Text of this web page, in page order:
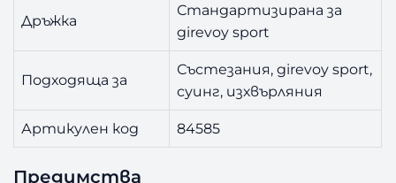
Дръжка
Стандартизирана за
girevoy sport
Подходяща за
Състезания, girevoy sport,
суинг, изхвърляния
Артикулен код 84585
Предимства